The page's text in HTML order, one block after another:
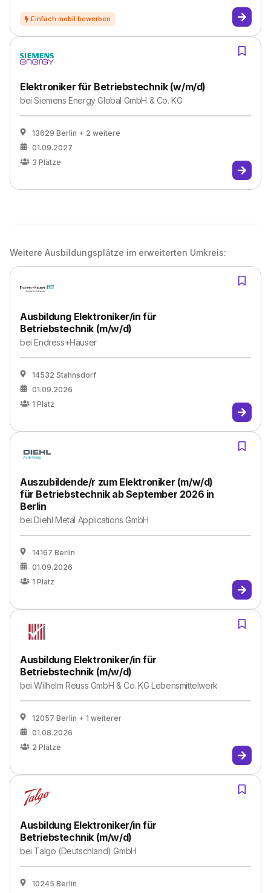
Elektroniker für Betriebstechnik (w/m/d)
beiSiemens Energy Global GmbH & Co. KG
13629 Berlin + 2 weitere
01.09.2027
3 Plätze
Weitere Ausbildungsplätze im erweiterten Umkreis:
Ausbildung Elektroniker/in für
Betriebstechnik (m/w/d)
beiEndress+Hauser
14532 Stahnsdorf
01.09.2026
1 Platz
Auszubildende/r zum Elektroniker (m/w/d)
für Betriebstechnik ab September 2026 in
Berlin
beiDiehl Metal Applications GmbH
14167 Berlin
01.09.2026
1 Platz
Ausbildung Elektroniker/in für
Betriebstechnik (m/w/d)
beiWilhelm Reuss GmbH & Co. KG Lebensmittelwerk
12057 Berlin + 1 weiterer
01.08.2026
2 Plätze
Ausbildung Elektroniker/in für
Betriebstechnik (m/w/d)
bei Talgo (Deutschland) GmbH
10245 Berlin